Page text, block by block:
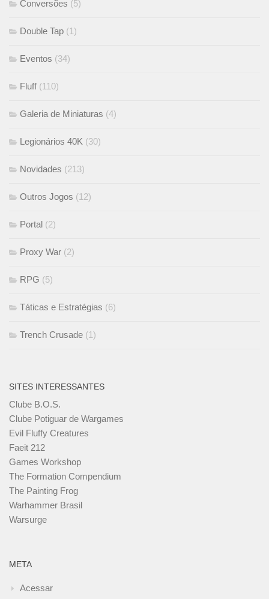
Conversões (5)
Double Tap (1)
Eventos (34)
Fluff (110)
Galeria de Miniaturas (4)
Legionários 40K (30)
Novidades (213)
Outros Jogos (12)
Portal (2)
Proxy War (2)
RPG (5)
Táticas e Estratégias (6)
Trench Crusade (1)
SITES INTERESSANTES
Clube B.O.S.
Clube Potiguar de Wargames
Evil Fluffy Creatures
Faeit 212
Games Workshop
The Formation Compendium
The Painting Frog
Warhammer Brasil
Warsurge
META
Acessar